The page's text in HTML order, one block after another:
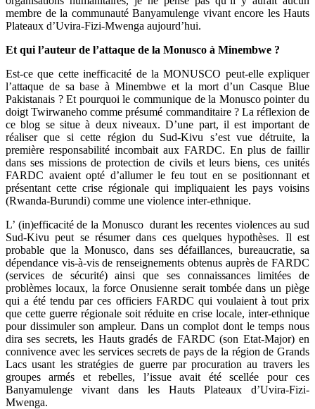
membre de la communauté Banyamulenge vivant encore les Hauts
Plateaux d’Uvira-Fizi-Mwenga aujourd’hui.
Et qui l’auteur de l’attaque de la Monusco à Minembwe ?
Est-ce que cette inefficacité de la MONUSCO peut-elle expliquer
l’attaque de sa base à Minembwe et la mort d’un Casque Blue
Pakistanais ? Et pourquoi le communique de la Monusco pointer du
doigt Twirwaneho comme présumé commanditaire ? La réflexion de
ce blog se situe à deux niveaux. D’une part, il est important de
réaliser que si cette région du Sud-Kivu s’est vue détruite, la
première responsabilité incombait aux FARDC. En plus de faillir
dans ses missions de protection de civils et leurs biens, ces unités
FARDC avaient opté d’allumer le feu tout en se positionnant et
présentant cette crise régionale qui impliquaient les pays voisins
(Rwanda-Burundi) comme une violence inter-ethnique.
L’ (in)efficacité de la Monusco durant les recentes violences au sud
Sud-Kivu peut se résumer dans ces quelques hypothèses. Il est
probable que la Monusco, dans ses défaillances, bureaucratie, sa
dépendance vis-à-vis de renseignements obtenus auprès de FARDC
(services de sécurité) ainsi que ses connaissances limitées de
problèmes locaux, la force Onusienne serait tombée dans un piège
qui a été tendu par ces officiers FARDC qui voulaient à tout prix
que cette guerre régionale soit réduite en crise locale, inter-ethnique
pour dissimuler son ampleur. Dans un complot dont le temps nous
dira ses secrets, les Hauts gradés de FARDC (son Etat-Major) en
connivence avec les services secrets de pays de la région de Grands
Lacs usant les stratégies de guerre par procuration au travers les
groupes armés et rebelles, l’issue avait été scellée pour ces
Banyamulenge vivant dans les Hauts Plateaux d’Uvira-Fizi-
Mwenga.